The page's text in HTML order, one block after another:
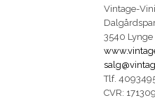
Vintage-
3540 Lynge
Tlf.
CVR: